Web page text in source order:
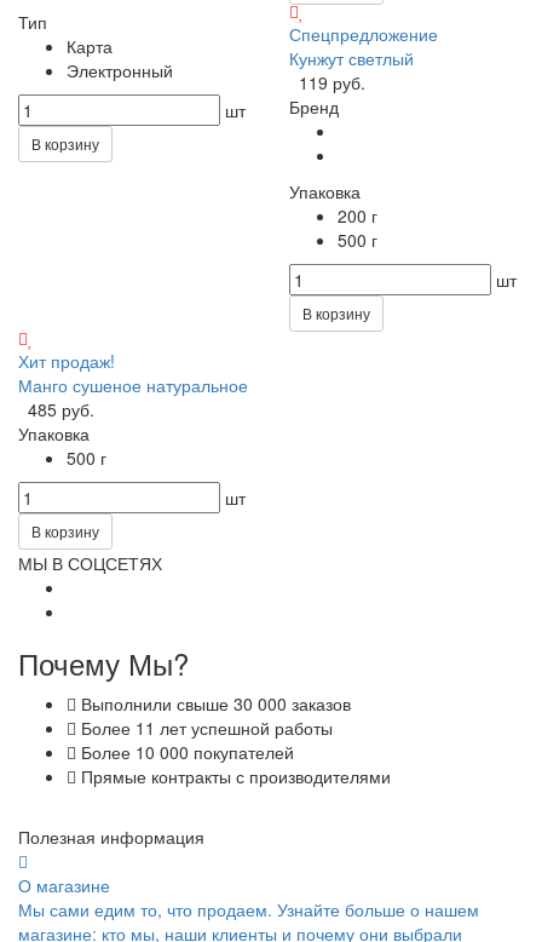
Тип
Карта
Электронный
шт
В корзину
Спецпредложение
Кунжут светлый
119 руб.
Бренд
Упаковка
200 г
500 г
шт
В корзину
Хит продаж!
Манго сушеное натуральное
485 руб.
Упаковка
500 г
шт
В корзину
МЫ В СОЦСЕТЯХ
Почему Мы?
Выполнили свыше 30 000 заказов
Более 11 лет успешной работы
Более 10 000 покупателей
Прямые контракты с производителями
Полезная информация
О магазине
Мы сами едим то, что продаем. Узнайте больше о нашем
магазине: кто мы, наши клиенты и почему они выбрали